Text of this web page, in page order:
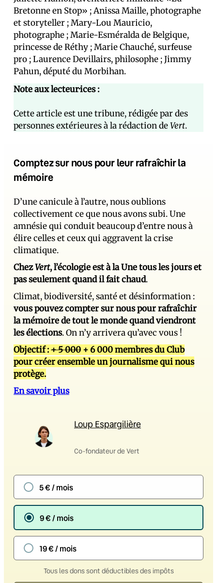
Bretonne en Stop» ; Anissa Maille, photographe
et storyteller ; Mary-Lou Mauricio,
photographe ; Marie-Esméralda de Belgique,
princesse de Réthy ; Marie Chauché, surfeuse
pro ; Laurence Devillairs, philosophe ; Jimmy
Pahun, député du Morbihan.
Note aux lecteur·ices :
Cette article est une tribune, rédigée par des
personnes extérieures à la rédaction deVert.
Comptez sur nous pour leur rafraîchir la
mémoire
D’une canicule à l’autre, nous oublions
collectivement ce que nous avons subi. Une
amnésie qui conduit beaucoup d’entre nous à
élire celles et ceux qui aggravent la crise
climatique.
ChezVert, l’écologie est à la Une tous les jours et
pas seulement quand il fait chaud.
Climat, biodiversité, santé et désinformation :
vous pouvez compter sur nous pour rafraîchir
la mémoire de tout le monde quand viendront
les élections. On n’y arrivera qu’avec vous !
Objectif :+ 5 000 + 6 000 membres du Club
pour créer ensemble un journalisme qui nous
protège.
En savoir plus
Loup Espargilière
Co-fondateur de Vert
5 € / mois
9 € / mois
19 € / mois
Tous les dons sont déductibles des impôts